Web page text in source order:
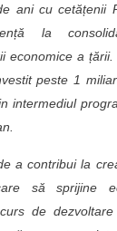
ani cu cetățenii
la
economice a țării.
peste 1
intermediul
a contribui la
să sprijine
de